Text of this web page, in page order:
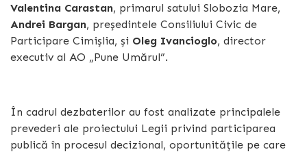
Valentina Carastan, primarul satului Slobozia Mare,
Andrei Bargan, președintele Consiliului Civic de
Participare Cimișlia, și Oleg Ivancioglo, director
executiv al AO „Pune Umărul”.
În cadrul dezbaterilor au fost analizate principalele
prevederi ale proiectului Legii privind participarea
publică în procesul decizional, oportunitățile pe care